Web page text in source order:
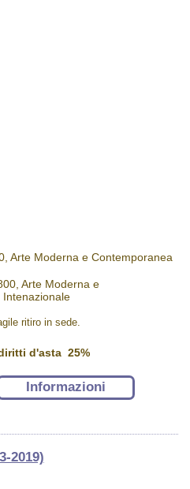
Arte Moderna e Contemporanea
Arte Moderna e
ritiro in sede.
d'asta 25%
Informazioni
2019)